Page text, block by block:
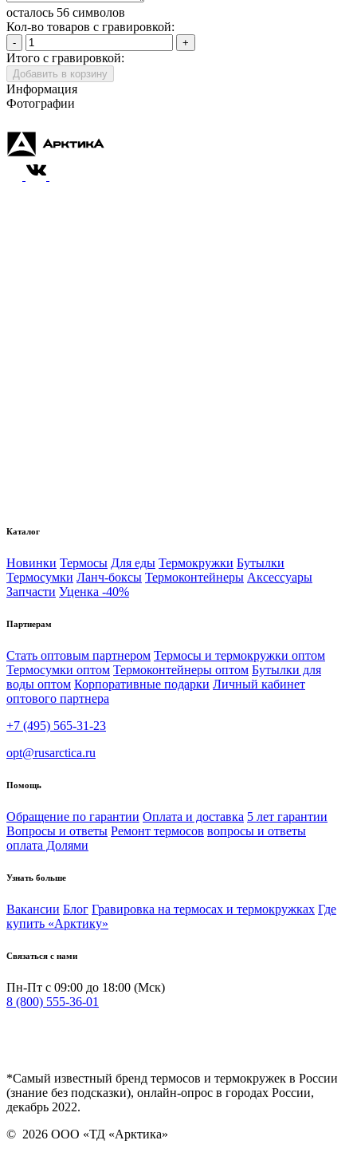
осталось 56 символов
Кол-во товаров с гравировкой:
- +
Итого с гравировкой:
Добавить в корзину
Информация
Фотографии
Каталог
Новинки Термосы Для еды Термокружки Бутылки
Термосумки Ланч-боксы Термоконтейнеры Аксессуары
Запчасти Уценка -40%
Партнерам
Стать оптовым партнером Термосы и термокружки оптом
Термосумки оптом Термоконтейнеры оптом Бутылки для
воды оптом Корпоративные подарки Личный кабинет
оптового партнера
+7 (495) 565-31-23
opt@rusarctica.ru
Помощь
Обращение по гарантии Оплата и доставка 5 лет гарантии
Вопросы и ответы Ремонт термосов вопросы и ответы
оплата Долями
Узнать больше
Вакансии Блог Гравировка на термосах и термокружках Где
купить «Арктику»
Связаться с нами
Пн-Пт с 09:00 до 18:00 (Мск)
8 (800) 555-36-01
*Самый известный бренд термосов и термокружек в России
(знание без подсказки), онлайн-опрос в городах России,
декабрь 2022.
© 2026 ООО «ТД «Арктика»